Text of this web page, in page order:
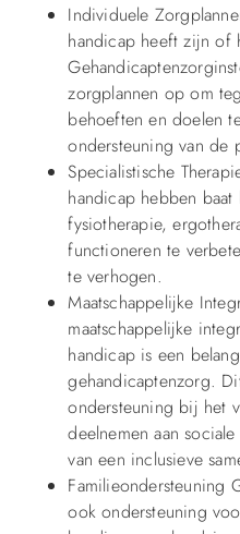
Individuele
handicap heeft zijn of
zorgplannen op om
behoeften en doelen
ondersteuning van de
Specialistische
handicap hebben
fysiotherapie,
functioneren te
te verhogen.
Maatschappelijke
maatschappelijke
handicap is een
gehandicaptenzorg.
ondersteuning bij het
deelnemen aan
van een inclusieve
Familieondersteuning
ook ondersteuning